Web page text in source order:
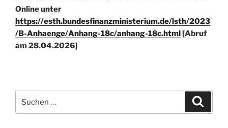
Online unter
https://esth.bundesfinanzministerium.de/lsth/2023
/B-Anhaenge/Anhang-18c/anhang-18c.html[Abruf
am 28.04.2026]
nach: